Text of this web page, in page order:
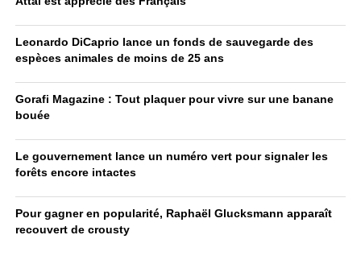
Leonardo DiCaprio lance un fonds de sauvegarde des
espèces animales de moins de 25 ans
Gorafi Magazine : Tout plaquer pour vivre sur une banane
bouée
Le gouvernement lance un numéro vert pour signaler les
forêts encore intactes
Pour gagner en popularité, Raphaël Glucksmann apparaît
recouvert de crousty